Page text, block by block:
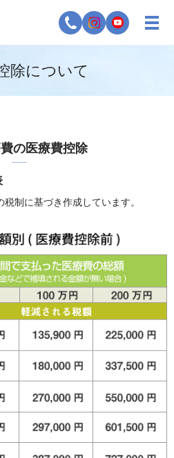
除について
の医療費控除
制に基づき作成しています。